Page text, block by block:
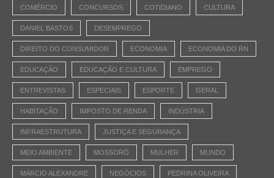
COMÉRCIO CONCURSOS COTIDIANO CULTURA
DANIEL BASTOS DESEMPREGO
DIREITO DO CONSUMIDOR ECONOMIA ECONOMIA DO RN
EDUCAÇÃO EDUCAÇÃO E CULTURA EMPREGO
ENTREVISTAS ESPECIAIS ESPORTE GERAL
HABITAÇÃO IMPOSTO DE RENDA INDÚSTRIA
INFRAESTRUTURA JUSTIÇA E SEGURANÇA
MEIO AMBIENTE MOSSORÓ MULHER MUNDO
MÁRCIO ALEXANDRE NEGÓCIOS PEDRINA OLIVEIRA